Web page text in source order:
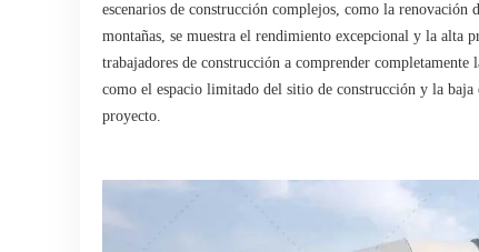
escenarios de construcción complejos, como la renovación
montañas, se muestra el rendimiento excepcional y la alta
trabajadores de construcción a comprender
como el espacio limitado del sitio de construcción y la
proyecto.